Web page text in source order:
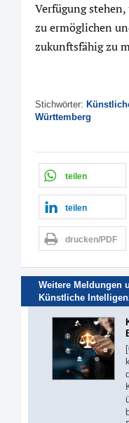
Verfügung
zu ermöglichen
zukunftsfähig zu
Stichwörter:
Württemberg
teilen
teilen
drucken/PDF
Weitere Meldungen
Künstliche